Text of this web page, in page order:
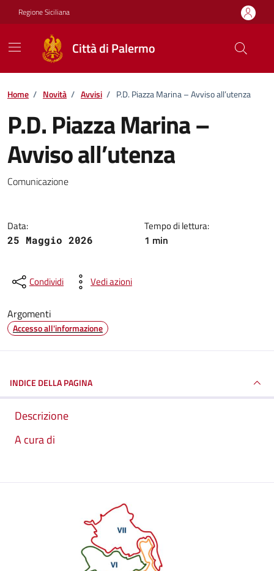
Vai ai contenuti
Vai al footer
Regione Siciliana
Città di Palermo
Home / Novità / Avvisi / P.D. Piazza Marina – Avviso all’utenza
P.D. Piazza Marina –
Avviso all’utenza
Dettagli della notizia
Comunicazione
Data:
25 Maggio 2026
Tempo di lettura:
1 min
Condividi Vedi azioni
Argomenti
Accesso all'informazione
INDICE DELLA PAGINA
Descrizione
A cura di